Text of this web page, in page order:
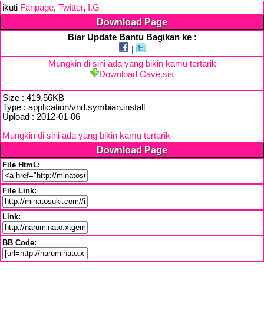
ikuti Fanpage, Twitter, I.G
Download Page
Biar Update Bantu Bagikan ke :
Mungkin di sini ada yang bikin kamu tertarik
Download Cave.sis
Size : 419.56KB
Type : application/vnd.symbian.install
Upload : 2012-01-06
Mungkin di sini ada yang bikin kamu tertarik
Download Page
File HtmL:
File Link:
Link:
BB Code: